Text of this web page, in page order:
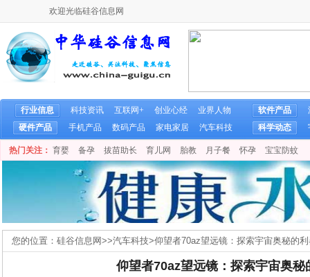
欢迎光临硅谷信息网
行业信息 科技资讯 互联网+ 创业心经
业界人物
硬件产品
手机产品 数码产品 家电家居 汽车科技
软件产品
科学动态
热门关注： 育婴 备孕 拔苗助长 育儿网 胎教 月子餐 怀孕 宝宝防蚊
您的位置： 硅谷信息网>>汽车科技>仰望者70az望远镜：探索宇宙奥秘的
仰望者70az望远镜：探索宇宙奥秘